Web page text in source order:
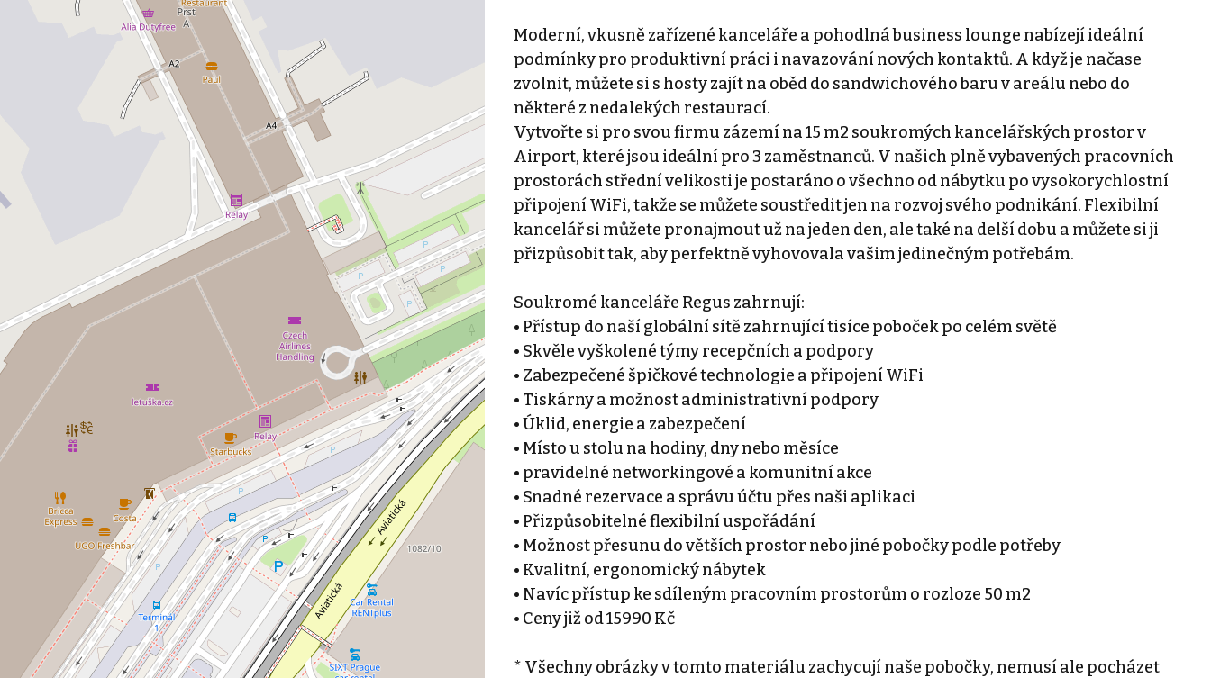
Moderní, vkusně zařízené kanceláře a pohodlná business lounge nabízejí ideální
podmínky pro produktivní práci i navazování nových kontaktů. A když je načase
zvolnit, můžete si s hosty zajít na oběd do sandwichového baru v areálu nebo do
některé z nedalekých restaurací.
Vytvořte si pro svou firmu zázemí na 15 m2 soukromých kancelářských prostor v
Airport, které jsou ideální pro 3 zaměstnanců. V našich plně vybavených pracovních
prostorách střední velikosti je postaráno o všechno od nábytku po vysokorychlostní
připojení WiFi, takže se můžete soustředit jen na rozvoj svého podnikání. Flexibilní
kancelář si můžete pronajmout už na jeden den, ale také na delší dobu a můžete si ji
přizpůsobit tak, aby perfektně vyhovovala vašim jedinečným potřebám.
Soukromé kanceláře Regus zahrnují:
• Přístup do naší globální sítě zahrnující tisíce poboček po celém světě
• Skvěle vyškolené týmy recepčních a podpory
• Zabezpečené špičkové technologie a připojení WiFi
• Tiskárny a možnost administrativní podpory
• Úklid, energie a zabezpečení
• Místo u stolu na hodiny, dny nebo měsíce
• pravidelné networkingové a komunitní akce
• Snadné rezervace a správu účtu přes naši aplikaci
• Přizpůsobitelné flexibilní uspořádání
• Možnost přesunu do větších prostor nebo jiné pobočky podle potřeby
• Kvalitní, ergonomický nábytek
• Navíc přístup ke sdíleným pracovním prostorům o rozloze 50 m2
• Ceny již od 15990 Kč
* Všechny obrázky v tomto materiálu zachycují naše pobočky, nemusí ale pocházet